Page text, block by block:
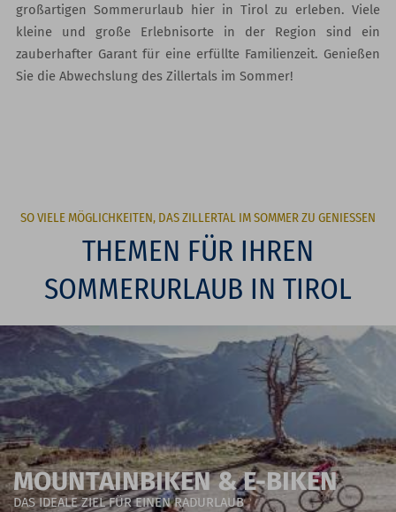
großartigen Sommerurlaub hier in Tirol zu erleben. Viele
kleine und große Erlebnisorte in der Region sind ein
zauberhafter Garant für eine erfüllte Familienzeit. Genießen
Sie die Abwechslung des Zillertals im Sommer!
SO VIELE MÖGLICHKEITEN, DAS ZILLERTAL IM SOMMER ZU GENIESSEN
THEMEN FÜR IHREN
SOMMERURLAUB IN TIROL
MOUNTAINBIKEN & E-BIKEN
DAS IDEALE ZIEL FÜR EINEN RADURLAUB